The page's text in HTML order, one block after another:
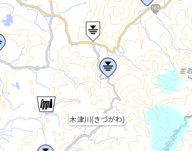
木津川(きづがわ)